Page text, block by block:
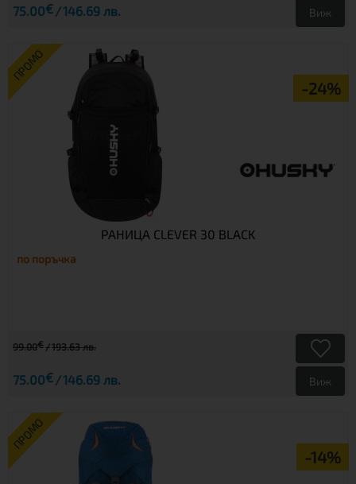
75.00€ 146.69 лв. Виж
ПРОМО
-24%
РАНИЦА CLEVER 30 BLACK
по поръчка
99.00€ 193.63 лв.
75.00€ 146.69 лв. Виж
ПРОМО
-14%